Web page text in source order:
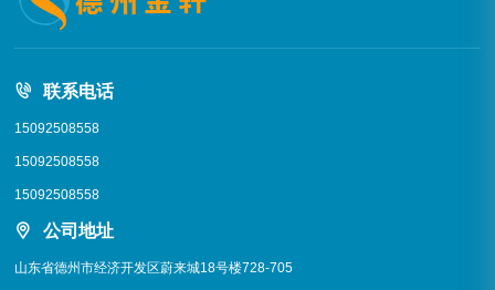
联系电话
15092508558
15092508558
15092508558
公司地址
山东省德州市经济开发区蔚来城18号楼728-705